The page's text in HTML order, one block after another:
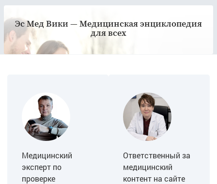
Главное — вовремя обратилась, потому что дальше
было бы хуже. Сейчас звёздочек почти не видно, и я
наконец-то спокойно ношу платья.
Эс Мед Вики — Медицинская энциклопедия
для всех
Медицинский
эксперт по
проверке
Ответственный за
медицинский
контент на сайте